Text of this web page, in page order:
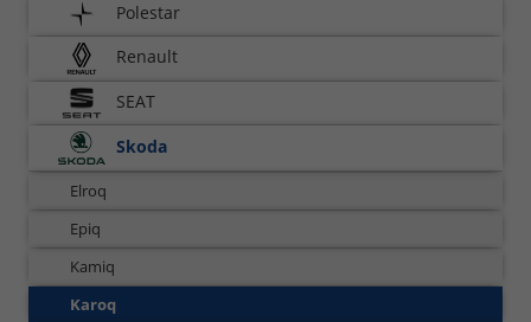
Polestar
Renault
SEAT
Skoda
Elroq
Epiq
Kamiq
Karoq